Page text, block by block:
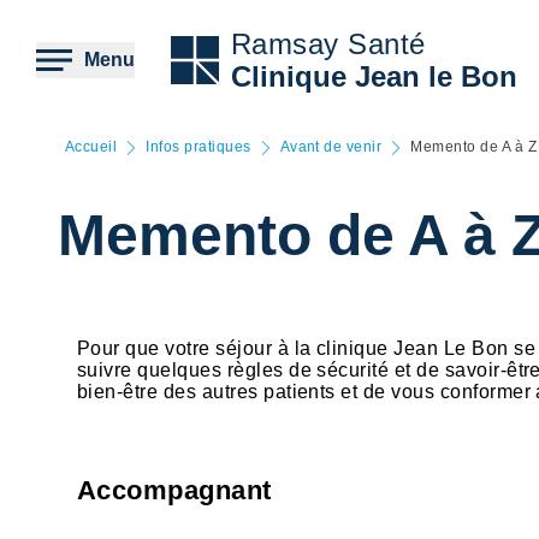
contenu
principal
Menu
Ramsay Santé
Clinique Jean le Bon
Accueil Infos pratiques Avant de venir Memento de A à Z
Memento de A à
Pour que votre séjour à la clinique Jean Le Bon
suivre quelques règles de sécurité et de savoir-
bien-être des autres patients et de vous
Accompagnant